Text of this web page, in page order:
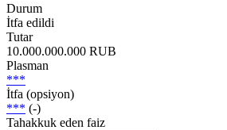
Durum
İtfa edildi
Tutar
10.000.000.000 RUB
Plasman
***
İtfa (opsiyon)
*** (-)
Tahakkuk eden faiz